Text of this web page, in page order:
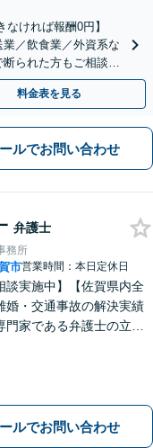
ければ報酬0円】
業／飲食業／外資系な
られた方もご相談く
しています
料金表を見る
ルでお問い合わせ
弁護士
務所
市営業時間：本日定休日
談実施中】【佐賀県内全
婚・交通事故の解決実績
門家である弁護士の立場
ルでお問い合わせ